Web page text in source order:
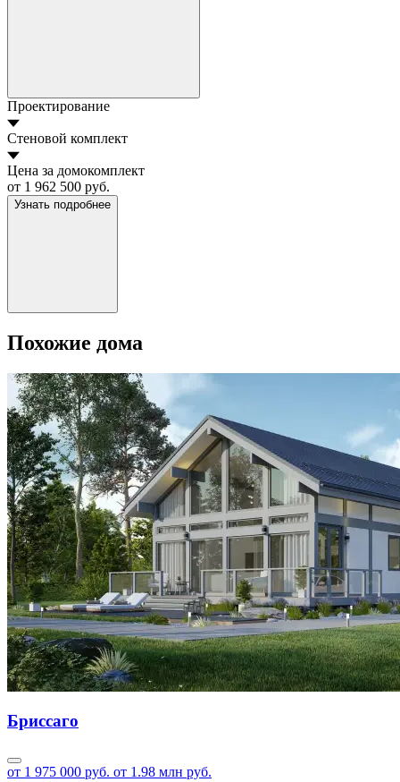
Проектирование
Стеновой комплект
Цена за домокомплект
от 1 962 500 руб.
Узнать подробнее
Похожие дома
Бриссаго
от 1 975 000 руб. от 1.98 млн руб.